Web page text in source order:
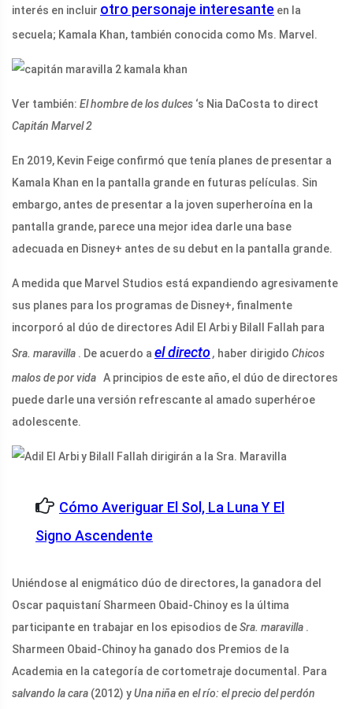
interés en incluir otro personaje interesante en la
secuela; Kamala Khan, también conocida como Ms. Marvel.
Ver también: El hombre de los dulces ‘s Nia DaCosta to direct
Capitán Marvel 2
En 2019, Kevin Feige confirmó que tenía planes de presentar a
Kamala Khan en la pantalla grande en futuras películas. Sin
embargo, antes de presentar a la joven superheroína en la
pantalla grande, parece una mejor idea darle una base
adecuada en Disney+ antes de su debut en la pantalla grande.
A medida que Marvel Studios está expandiendo agresivamente
sus planes para los programas de Disney+, finalmente
incorporó al dúo de directores Adil El Arbi y Bilall Fallah para
Sra. maravilla . De acuerdo a el directo, haber dirigido Chicos
malos de por vida A principios de este año, el dúo de directores
puede darle una versión refrescante al amado superhéroe
adolescente.
Cómo Averiguar El Sol, La Luna Y El
Signo Ascendente
Uniéndose al enigmático dúo de directores, la ganadora del
Oscar paquistaní Sharmeen Obaid-Chinoy es la última
participante en trabajar en los episodios deSra. maravilla .
Sharmeen Obaid-Chinoy ha ganado dos Premios de la
Academia en la categoría de cortometraje documental. Para
salvando la cara (2012) yUna niña en el río: el precio del perdón